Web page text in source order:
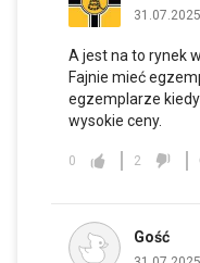
A jest na to rynek
Fajnie mieć
egzemplarze
wysokie ceny.
0 2
Gość